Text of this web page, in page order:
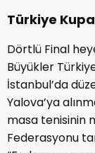
Türkiye
Dörtlü Final
Büyükler
İstanbul’da
Yalova’ya
masa tenisinin
Federasyonu